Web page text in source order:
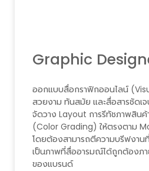
Graphic
ออกแบบสื่อกราฟิกออนไลน์
สวยงาม ทันสมัย และสื่อสารชัดเ
จัดวาง Layout การรีทัชภาพสินค้
(Color Grading) ให้ตรงตาม
โดยต้องสามารถตีความบรีฟงาน
เป็นภาพที่สื่ออารมณ์ได้ถูกต้องภ
ของแบรนด์